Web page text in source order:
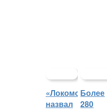
«Локомотив»
назвал
Более
280